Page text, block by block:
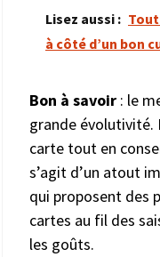
Lisez aussi :
à côté d’un bon
Bon à savoir : le
grande évolutivité.
carte tout en
s’agit d’un atout
qui proposent des
cartes au fil des
les goûts.